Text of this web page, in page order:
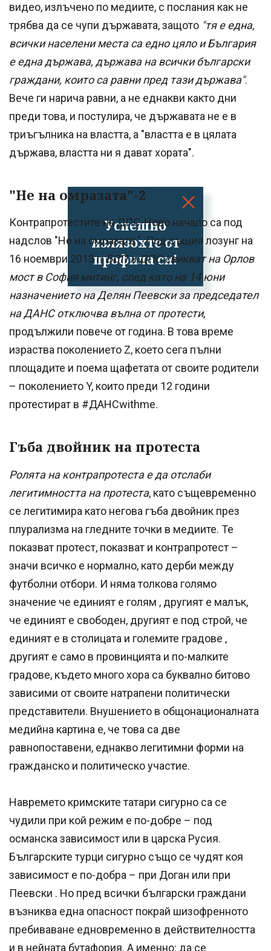
Успешно
излязохте от
профила си!
видео, излъчено по медиите, с послания как не
трябва да се чупи държавата, защото "тя е една,
всички населени места са едно цяло и България
е една държава, държава на всички български
граждани, които са равни пред тази държава".
Вече ги нарича равни, а не еднакви както дни
преди това, и постулира, че държавата не е в
триъгълника на властта, а "властта е в цялата
държава, властта ни я дават хората".
"Не на омразата"-2
Контрапротестите на ДПС-Ново начало са под
надслов "Не на омразата ". Под същия лозунг на
16 ноември 2013 г.БСП и ДПС свикват на Орлов
мост в София митинг, след като на 14 юни
назначението на Делян Пеевски за председател
на ДАНС отключва вълна от протести,
продължили повече от година. В това време
израства поколението Z, което сега пълни
площадите и поема щафетата от своите родители
– поколението Y, които преди 12 години
протестират в #ДАНСwithme.
Гъба двойник на протеста
Ролята на контрапротеста е да отслаби
легитимността на протеста, като същевременно
се легитимира като негова гъба двойник през
плурализма на гледните точки в медиите. Те
показват протест, показват и контрапротест –
значи всичко е нормално, като дерби между
футболни отбори. И няма толкова голямо
значение че единият е голям , другият е малък,
че единият е свободен, другият е под строй, че
единият е в столицата и големите градове ,
другият е само в провинцията и по-малките
градове, където много хора са буквално битово
зависими от своите натрапени политически
представители. Внушението в общонационалната
медийна картина е, че това са две
равнопоставени, еднакво легитимни форми на
гражданско и политическо участие.
Навремето кримските татари сигурно са се
чудили при кой режим е по-добре – под
османска зависимост или в царска Русия.
Българските турци сигурно също се чудят коя
зависимост е по-добра – при Доган или при
Пеевски . Но пред всички български граждани
възниква една опасност покрай шизофренното
пребиваване едновременно в действителността
и в нейната бутафория. А именно: да се